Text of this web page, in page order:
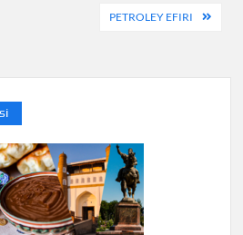
PETROLEY EFIRI